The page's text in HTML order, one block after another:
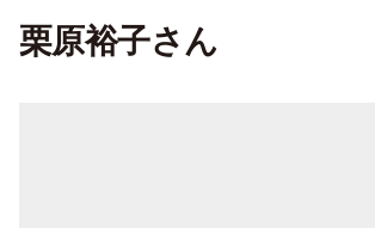
栗原裕子さん